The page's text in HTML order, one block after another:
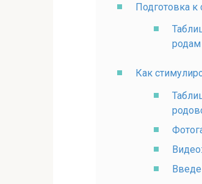
Подготовка
родам
Как